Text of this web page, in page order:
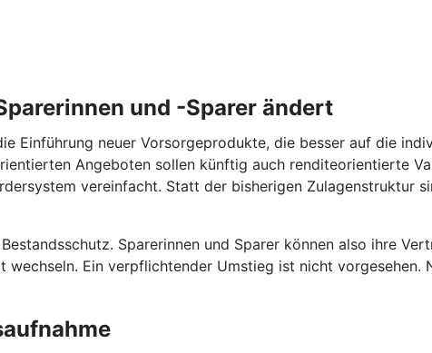
und -Sparer ändert
Einführung neuer Vorsorgeprodukte, die besser auf die
Angeboten sollen künftig auch renditeorientierte
vereinfacht. Statt der bisherigen Zulagenstruktur
Sparerinnen und Sparer können also ihre
wechseln. Ein verpflichtender Umstieg ist nicht